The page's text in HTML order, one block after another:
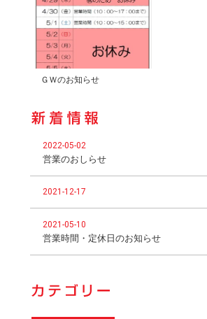
ＧＷのお知らせ
2022-05-02
営業のおしらせ
2021-12-17
2021-05-10
営業時間・定休日のお知らせ